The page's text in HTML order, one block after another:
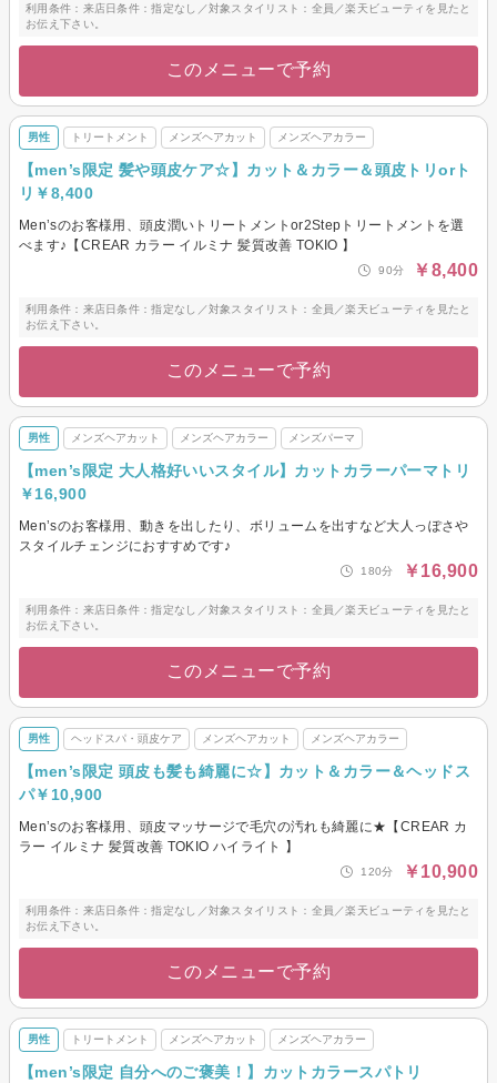
利用条件：来店日条件：指定なし／対象スタイリスト：全員／楽天ビューティを見たと
お伝え下さい。
このメニューで予約
男性 トリートメント メンズヘアカット メンズヘアカラー
【men’s限定 髪や頭皮ケア☆】カット＆カラー＆頭皮トリorト
リ￥8,400
Men’sのお客様用、頭皮潤いトリートメントor2Stepトリートメントを選
べます♪【CREAR カラー イルミナ 髪質改善 TOKIO 】
90分 ￥8,400
利用条件：来店日条件：指定なし／対象スタイリスト：全員／楽天ビューティを見たと
お伝え下さい。
このメニューで予約
男性 メンズヘアカット メンズヘアカラー メンズパーマ
【men’s限定 大人格好いいスタイル】カットカラーパーマトリ
￥16,900
Men’sのお客様用、動きを出したり、ボリュームを出すなど大人っぽさや
スタイルチェンジにおすすめです♪
180分 ￥16,900
利用条件：来店日条件：指定なし／対象スタイリスト：全員／楽天ビューティを見たと
お伝え下さい。
このメニューで予約
男性 ヘッドスパ・頭皮ケア メンズヘアカット メンズヘアカラー
【men’s限定 頭皮も髪も綺麗に☆】カット＆カラー＆ヘッドス
パ￥10,900
Men’sのお客様用、頭皮マッサージで毛穴の汚れも綺麗に★【CREAR カ
ラー イルミナ 髪質改善 TOKIO ハイライト 】
120分 ￥10,900
利用条件：来店日条件：指定なし／対象スタイリスト：全員／楽天ビューティを見たと
お伝え下さい。
このメニューで予約
男性 トリートメント メンズヘアカット メンズヘアカラー
【men’s限定 自分へのご褒美！】カットカラースパトリ